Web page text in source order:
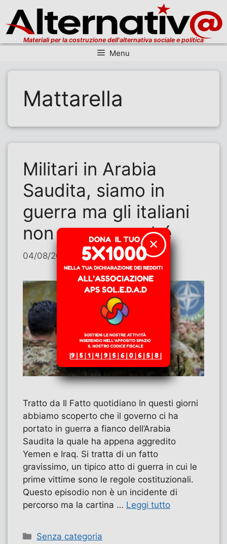
Materiali per la costruzione dell'alternativa sociale e politica
Menu
Mattarella
Militari in Arabia
Saudita, siamo in
guerra ma gli italiani
non sanno perché
04/08/2026 diPaolo Ferrero
Tratto da Il Fatto quotidiano In questi giorni
abbiamo scoperto che il governo ci ha
portato in guerra a fianco dell’Arabia
Saudita la quale ha appena aggredito
Yemen e Iraq. Si tratta di un fatto
gravissimo, un tipico atto di guerra in cui le
prime vittime sono le regole costituzionali.
Questo episodio non è un incidente di
percorso ma la cartina … Leggi tutto
Categorie
Senza categoria
✕